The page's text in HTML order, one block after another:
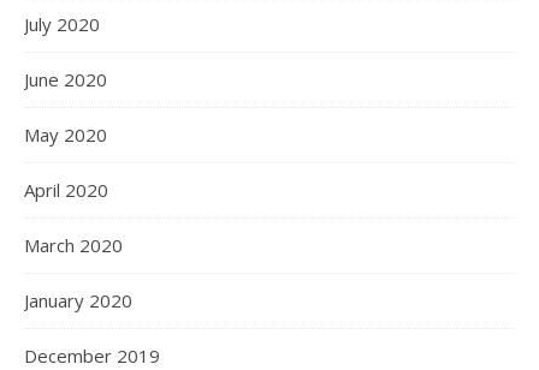
July 2020
June 2020
May 2020
April 2020
March 2020
January 2020
December 2019